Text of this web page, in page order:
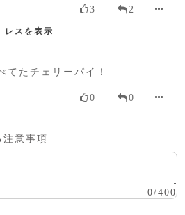
3 2
レスを表示
てたチェリーパイ！
0 0
意事項
0/400